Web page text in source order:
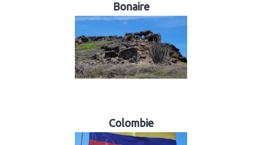
Bonaire
Colombie